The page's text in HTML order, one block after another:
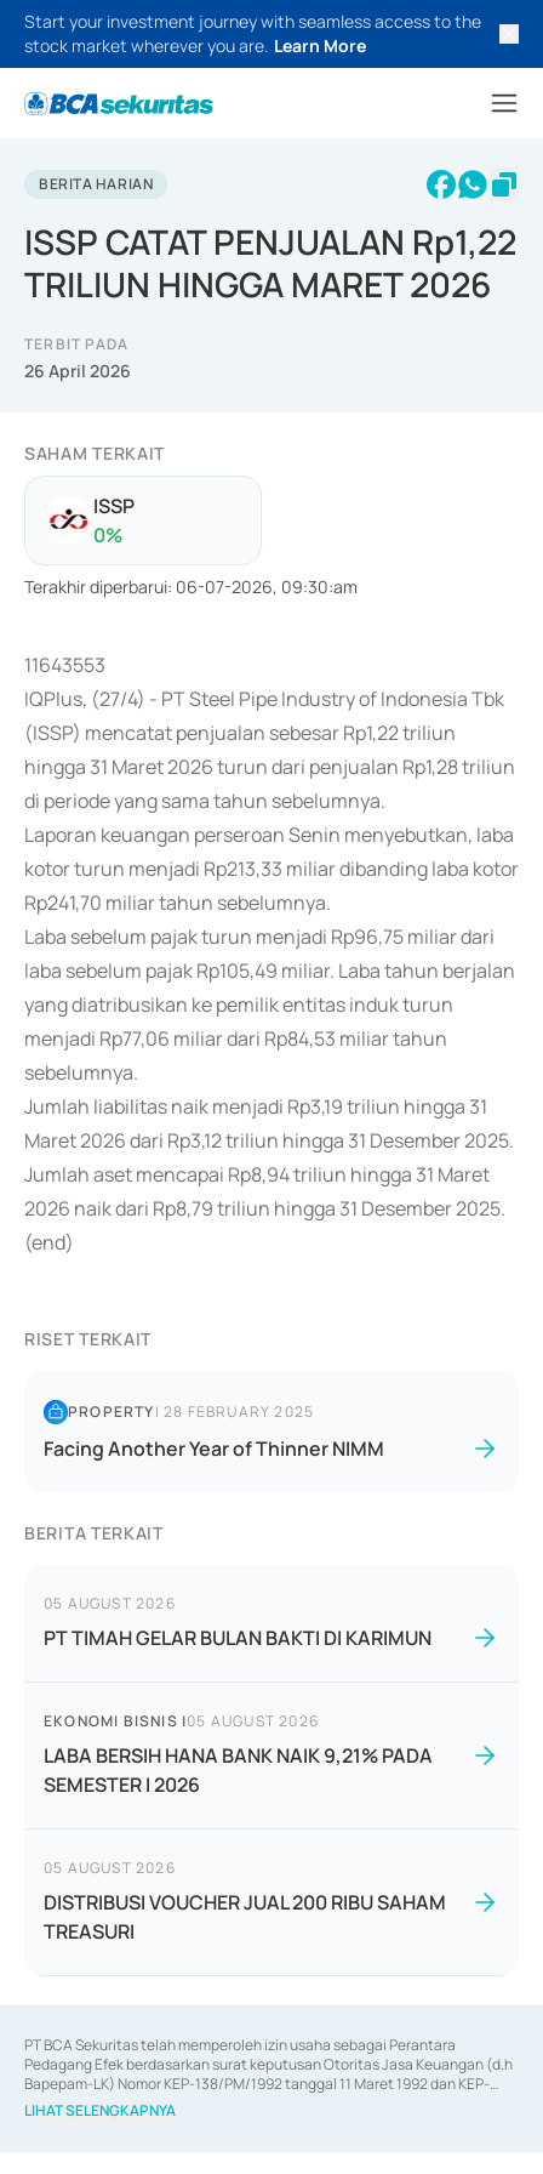
Start your investment journey with seamless access to the
stock market wherever you are. Learn More
BERITA HARIAN
ISSP CATAT PENJUALAN Rp1,22
TRILIUN HINGGA MARET 2026
TERBIT PADA
26 April 2026
SAHAM TERKAIT
ISSP
0%
Terakhir diperbarui: 06-07-2026, 09:30:am
11643553
IQPlus, (27/4) - PT Steel Pipe Industry of Indonesia Tbk
(ISSP) mencatat penjualan sebesar Rp1,22 triliun
hingga 31 Maret 2026 turun dari penjualan Rp1,28 triliun
di periode yang sama tahun sebelumnya.
Laporan keuangan perseroan Senin menyebutkan, laba
kotor turun menjadi Rp213,33 miliar dibanding laba kotor
Rp241,70 miliar tahun sebelumnya.
Laba sebelum pajak turun menjadi Rp96,75 miliar dari
laba sebelum pajak Rp105,49 miliar. Laba tahun berjalan
yang diatribusikan ke pemilik entitas induk turun
menjadi Rp77,06 miliar dari Rp84,53 miliar tahun
sebelumnya.
Jumlah liabilitas naik menjadi Rp3,19 triliun hingga 31
Maret 2026 dari Rp3,12 triliun hingga 31 Desember 2025.
Jumlah aset mencapai Rp8,94 triliun hingga 31 Maret
2026 naik dari Rp8,79 triliun hingga 31 Desember 2025.
(end)
RISET TERKAIT
PROPERTY|28 FEBRUARY 2025
Facing Another Year of Thinner NIMM
BERITA TERKAIT
05 AUGUST 2026
PT TIMAH GELAR BULAN BAKTI DI KARIMUN
EKONOMI BISNIS |05 AUGUST 2026
LABA BERSIH HANA BANK NAIK 9,21% PADA
SEMESTER I 2026
05 AUGUST 2026
DISTRIBUSI VOUCHER JUAL 200 RIBU SAHAM
TREASURI
PT BCA Sekuritas telah memperoleh izin usaha sebagai Perantara
Pedagang Efek berdasarkan surat keputusan Otoritas Jasa Keuangan (d.h
Bapepam-LK) Nomor KEP-138/PM/1992 tanggal 11 Maret 1992 dan KEP-
06/D.04/2014 tanggal 28 Februari 2014, izin usaha sebagai Penjamin Emisi
Efek berdasarkan surat keputusan Otoritas Jasa Keuangan Nomor KEP-
LIHAT SELENGKAPNYA